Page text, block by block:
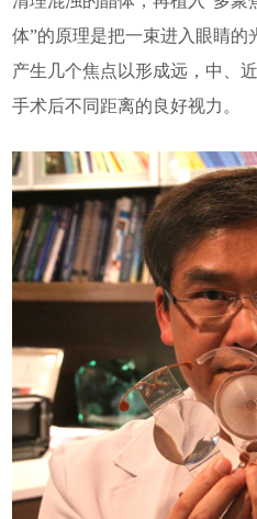
体”的原理是把一束进入眼睛的
产生几个焦点以形成远，中、
手术后不同距离的良好视力。